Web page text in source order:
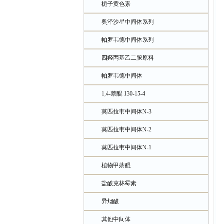
栀子黄色素
奥泽沙星中间体系列
帕罗韦德中间体系列
四羟丙基乙二胺原料
帕罗韦德中间体
1,4-萘醌 130-15-4
莫匹拉韦中间体N-3
莫匹拉韦中间体N-2
莫匹拉韦中间体N-1
植物甲萘醌
盐酸克林霉素
异烟酸
其他中间体